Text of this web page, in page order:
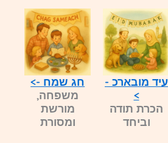
עיד מובארכ -
>
וביחד
חג שמח ->
משפחה,
מורשת
ומסורת